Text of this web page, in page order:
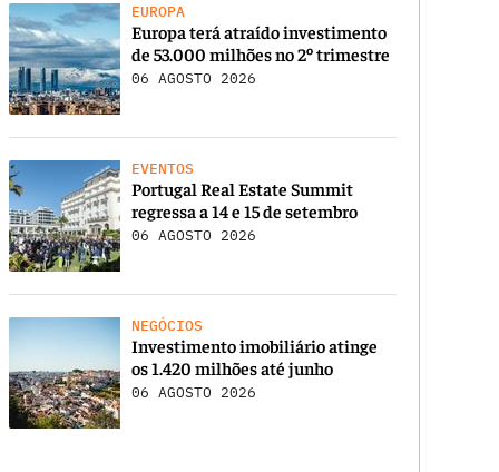
EUROPA
Europa terá atraído investimento
de 53.000 milhões no 2º trimestre
06 AGOSTO 2026
EVENTOS
Portugal Real Estate Summit
regressa a 14 e 15 de setembro
06 AGOSTO 2026
NEGÓCIOS
Investimento imobiliário atinge
os 1.420 milhões até junho
06 AGOSTO 2026